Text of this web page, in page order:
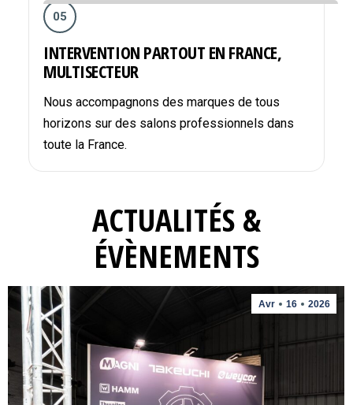
05
INTERVENTION PARTOUT EN FRANCE,
MULTISECTEUR
Nous accompagnons des marques de tous
horizons sur des salons professionnels dans
toute la France.
ACTUALITÉS &
ÉVÈNEMENTS
Avr 16 2026